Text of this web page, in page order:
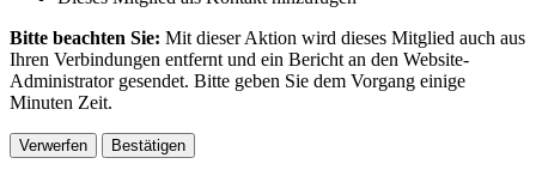
Bitte beachten Sie: Mit dieser Aktion wird dieses Mitglied auch aus
Ihren Verbindungen entfernt und ein Bericht an den Website-
Administrator gesendet. Bitte geben Sie dem Vorgang einige
Minuten Zeit.
Bestätigen